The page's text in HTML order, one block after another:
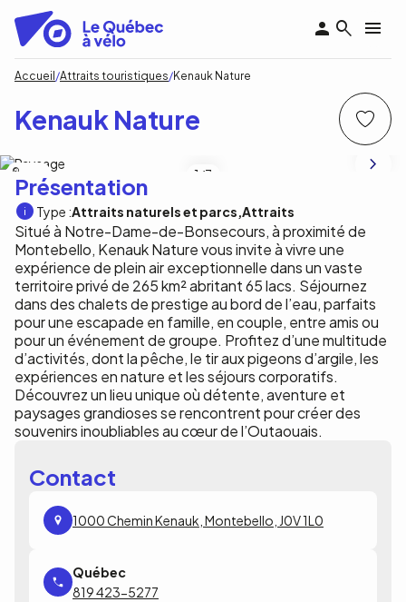
contenu
principal
Fil
d'Ariane
Accueil Attraits touristiques Kenauk Nature
Kenauk Nature
1 /3
Présentation
Type :Attraits naturels et parcs Attraits
Situé à Notre-Dame-de-Bonsecours, à proximité de
Montebello, Kenauk Nature vous invite à vivre une
expérience de plein air exceptionnelle dans un vaste
territoire privé de 265 km² abritant 65 lacs. Séjournez
dans des chalets de prestige au bord de l’eau, parfaits
pour une escapade en famille, en couple, entre amis ou
pour un événement de groupe. Profitez d’une multitude
d’activités, dont la pêche, le tir aux pigeons d’argile, les
expériences en nature et les séjours corporatifs.
Découvrez un lieu unique où détente, aventure et
paysages grandioses se rencontrent pour créer des
souvenirs inoubliables au cœur de l’Outaouais.
Contact
1000 Chemin Kenauk, Montebello, J0V 1L0
819 423-5277